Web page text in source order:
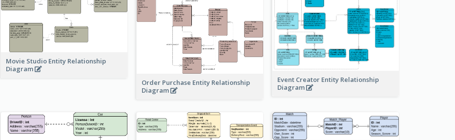
Movie Studio Entity Relationship
Diagram
Order Purchase Entity Relationship
Diagram
Event Creator Entity Relationship
Diagram